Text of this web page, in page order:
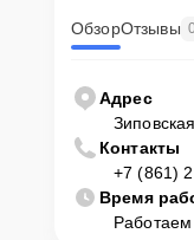
ОбзорОтзывы 0
Адрес
Контакты
+7 (861)
Время